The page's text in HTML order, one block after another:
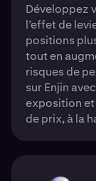
Développez
l’effet de
positions
tout en
risques de
sur Enjin
exposition
de prix, à la